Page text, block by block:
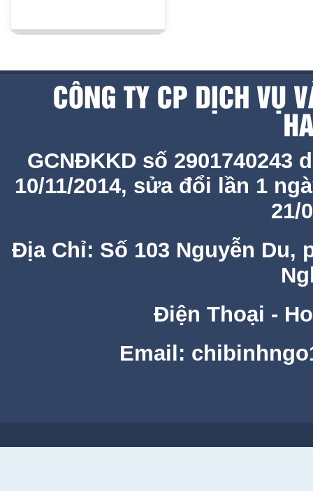
GCNĐKKD số 2901740243
10/11/2014, sửa đổi lần 1
21/
Địa Chỉ: Số 103 Nguyễn Du,
Điện Thoại -
Email: